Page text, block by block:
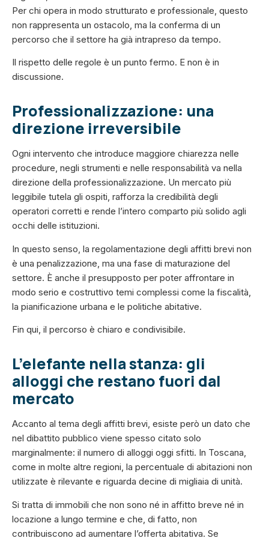
Per chi opera in modo strutturato e professionale, questo
non rappresenta un ostacolo, ma la conferma di un
percorso che il settore ha già intrapreso da tempo.
Il rispetto delle regole è un punto fermo. E non è in
discussione.
Professionalizzazione: una
direzione irreversibile
Ogni intervento che introduce maggiore chiarezza nelle
procedure, negli strumenti e nelle responsabilità va nella
direzione della professionalizzazione. Un mercato più
leggibile tutela gli ospiti, rafforza la credibilità degli
operatori corretti e rende l’intero comparto più solido agli
occhi delle istituzioni.
In questo senso, la regolamentazione degli affitti brevi non
è una penalizzazione, ma una fase di maturazione del
settore. È anche il presupposto per poter affrontare in
modo serio e costruttivo temi complessi come la fiscalità,
la pianificazione urbana e le politiche abitative.
Fin qui, il percorso è chiaro e condivisibile.
L’elefante nella stanza: gli
alloggi che restano fuori dal
mercato
Accanto al tema degli affitti brevi, esiste però un dato che
nel dibattito pubblico viene spesso citato solo
marginalmente: il numero di alloggi oggi sfitti. In Toscana,
come in molte altre regioni, la percentuale di abitazioni non
utilizzate è rilevante e riguarda decine di migliaia di unità.
Si tratta di immobili che non sono né in affitto breve né in
locazione a lungo termine e che, di fatto, non
contribuiscono ad aumentare l’offerta abitativa. Se